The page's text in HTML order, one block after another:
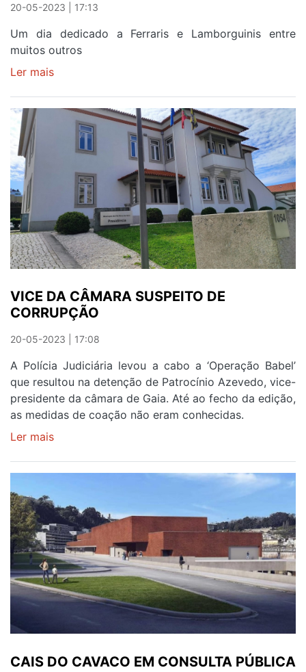
20-05-2023 | 17:13
Um dia dedicado a Ferraris e Lamborguinis entre
muitos outros
Ler mais
UMA
CENTENA
SUPERCARROS
GAIA
VICE DA CÂMARA SUSPEITO DE
CORRUPÇÃO
20-05-2023 | 17:08
A Polícia Judiciária levou a cabo a ‘Operação Babel’
que resultou na detenção de Patrocínio Azevedo, vice-
presidente da câmara de Gaia. Até ao fecho da edição,
as medidas de coação não eram conhecidas.
Ler mais
DA
SUSPEITO
DE
CORRUPÇÃO
CAIS DO CAVACO EM CONSULTA PÚBLICA